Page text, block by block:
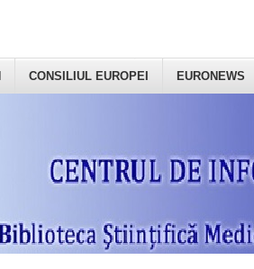
CONSILIUL EUROPEI EURONEWS